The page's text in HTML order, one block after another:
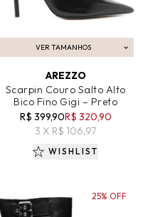
VER TAMANHOS
ADICIONAR AO CARRINHO
AREZZO
Scarpin Couro Salto Alto
Bico Fino Gigi – Preto
R$ 399,90R$ 320,90
3 X R$ 106,97
WISHLIST
25% OFF